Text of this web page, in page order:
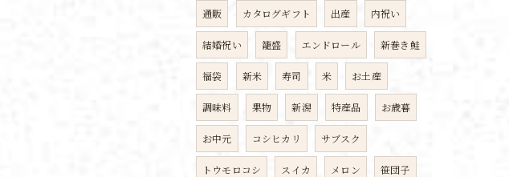
通販 カタログギフト 出産 内祝い
結婚祝い 籠盛 エンドロール 新巻き鮭
福袋 新米 寿司 米 お土産
調味料 果物 新潟 特産品 お歳暮
お中元 コシヒカリ サブスク
トウモロコシ スイカ メロン 笹団子